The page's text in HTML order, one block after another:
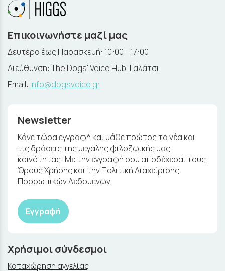
Επικοινωνήστε μαζί μας
Δευτέρα έως Παρασκευή: 10:00 - 17:00
Διεύθυνση: The Dogs' Voice Hub, Γαλάτσι
Email: info@dogsvoice.gr
Newsletter
Κάνε τώρα εγγραφή και μάθε πρώτος τα νέα και
τις δράσεις της μεγάλης φιλοζωικής μας
κοινότητας! Με την εγγραφή σου αποδέχεσαι τους
Όρους Χρήσης και την Πολιτική Διαχείρισης
Προσωπικών Δεδομένων.
Εγγραφή
Χρήσιμοι σύνδεσμοι
Καταχώρηση αγγελίας